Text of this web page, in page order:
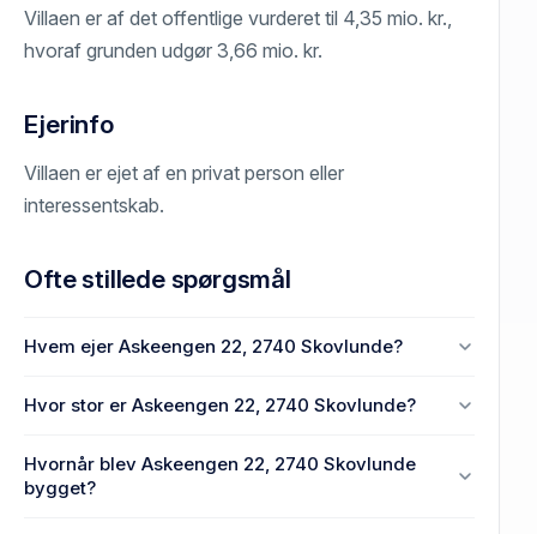
Villaen er af det offentlige vurderet til 4,35 mio. kr.,
hvoraf grunden udgør 3,66 mio. kr.
Ejerinfo
Villaen er ejet af en privat person eller
interessentskab.
Ofte stillede spørgsmål
Hvem ejer Askeengen 22, 2740 Skovlunde?
Hvor stor er Askeengen 22, 2740 Skovlunde?
Enhedens BBR-areal er 142 m² på Askeengen 22,
2740 Skovlunde.
Hvornår blev Askeengen 22, 2740 Skovlunde
bygget?